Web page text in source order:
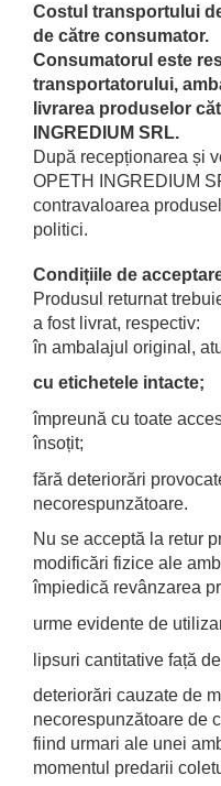
Costul transportului
de către consumator.
Consumatorul este
transportatorului,
livrarea produselor
INGREDIUM SRL.
După recepționarea și
OPETH INGREDIUM
contravaloarea
politici.
Condițiile de
Produsul returnat
a fost livrat, respectiv:
în ambalajul original,
cu etichetele intacte;
împreună cu toate
însoțit;
fără deteriorări
necorespunzătoare.
Nu se acceptă la retur
modificări fizice ale
împiedică revânzarea
urme evidente de
lipsuri cantitative față
deteriorări cauzate de
necorespunzătoare de
fiind urmari ale unei
momentul predarii